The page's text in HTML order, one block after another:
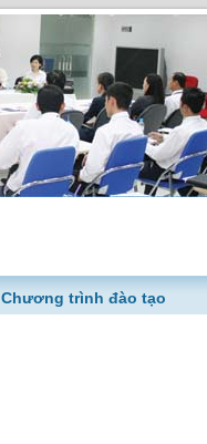
Chương trình đào tạo